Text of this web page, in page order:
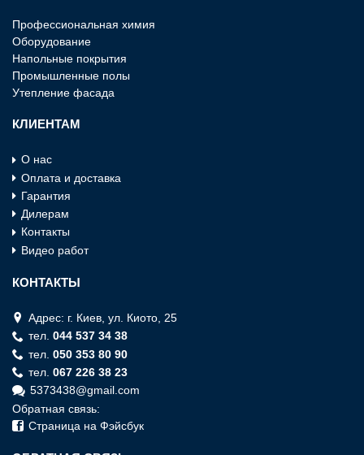
Профессиональная химия
Оборудование
Напольные покрытия
Промышленные полы
Утепление фасада
КЛИЕНТАМ
О нас
Оплата и доставка
Гарантия
Дилерам
Контакты
Видео работ
КОНТАКТЫ
Адрес: г. Киев, ул. Киото, 25
тел. 044 537 34 38
тел. 050 353 80 90
тел. 067 226 38 23
5373438@gmail.com
Обратная связь:
Страница на Фэйсбук